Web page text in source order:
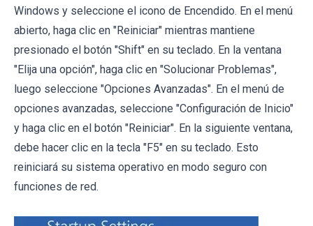
Windows y seleccione el icono de Encendido. En el menú
abierto, haga clic en "Reiniciar" mientras mantiene
presionado el botón "Shift" en su teclado. En la ventana
"Elija una opción", haga clic en "Solucionar Problemas",
luego seleccione "Opciones Avanzadas". En el menú de
opciones avanzadas, seleccione "Configuración de Inicio"
y haga clic en el botón "Reiniciar". En la siguiente ventana,
debe hacer clic en la tecla "F5" en su teclado. Esto
reiniciará su sistema operativo en modo seguro con
funciones de red.